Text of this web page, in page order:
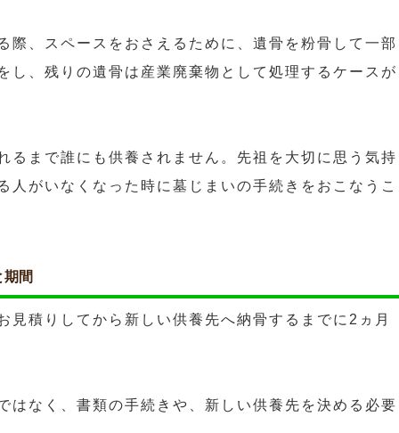
際、スペースをおさえるために、遺骨を粉骨して一部
し、残りの遺骨は産業廃棄物として処理するケースが
るまで誰にも供養されません。先祖を大切に思う気持
人がいなくなった時に墓じまいの手続きをおこなうこ
間
見積りしてから新しい供養先へ納骨するまでに2ヵ月
はなく、書類の手続きや、新しい供養先を決める必要